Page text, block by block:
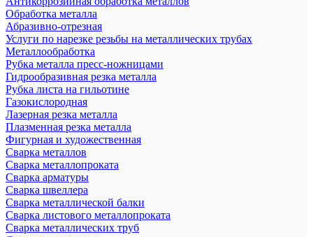
Обработка металла
Абразивно-отрезная
Услуги по нарезке резьбы на металлических трубах
Металлообработка
Рубка металла пресс-ножницами
Гидрообразивная резка металла
Рубка листа на гильотине
Газокислородная
Лазерная резка металла
Плазменная резка металла
Фигурная и художественная
Сварка металлов
Сварка металлопроката
Сварка арматуры
Сварка швеллера
Сварка металлической балки
Сварка листового металлопроката
Сварка металлических труб